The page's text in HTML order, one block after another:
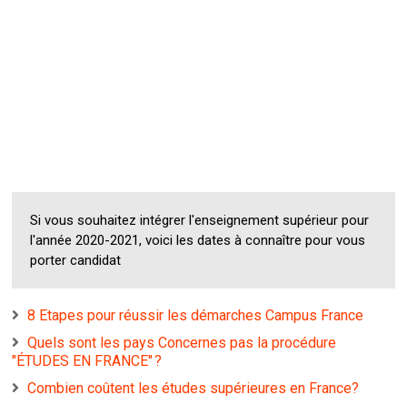
Si vous souhaitez intégrer l'enseignement supérieur pour
l'année 2020-2021, voici les dates à connaître pour vous
porter candidat
8 Etapes pour réussir les démarches Campus France
Quels sont les pays Concernes pas la procédure
"ÉTUDES EN FRANCE" ?
Combien coûtent les études supérieures en France?